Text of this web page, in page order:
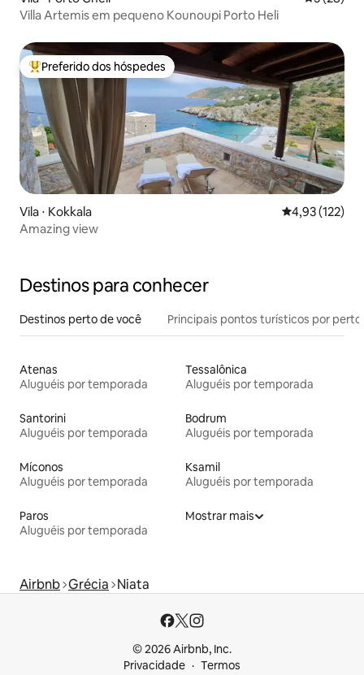
Villa Artemis em pequeno Kounoupi Porto Heli
Entre os melhores preferidos dos hóspedes
Preferido dos hóspedes
Vila ⋅ Kokkala 4,93 de uma
4,93 (122)
Amazing view
Destinos para conhecer
Destinos perto de você Principais pontos turísticos por perto
Atenas
Aluguéis por temporada
Tessalônica
Aluguéis por temporada
Santorini
Aluguéis por temporada
Bodrum
Aluguéis por temporada
Míconos
Aluguéis por temporada
Ksamil
Aluguéis por temporada
Paros
Aluguéis por temporada
Mostrar mais
Airbnb Grécia Niata
© 2026 Airbnb, Inc.
Privacidade
Termos